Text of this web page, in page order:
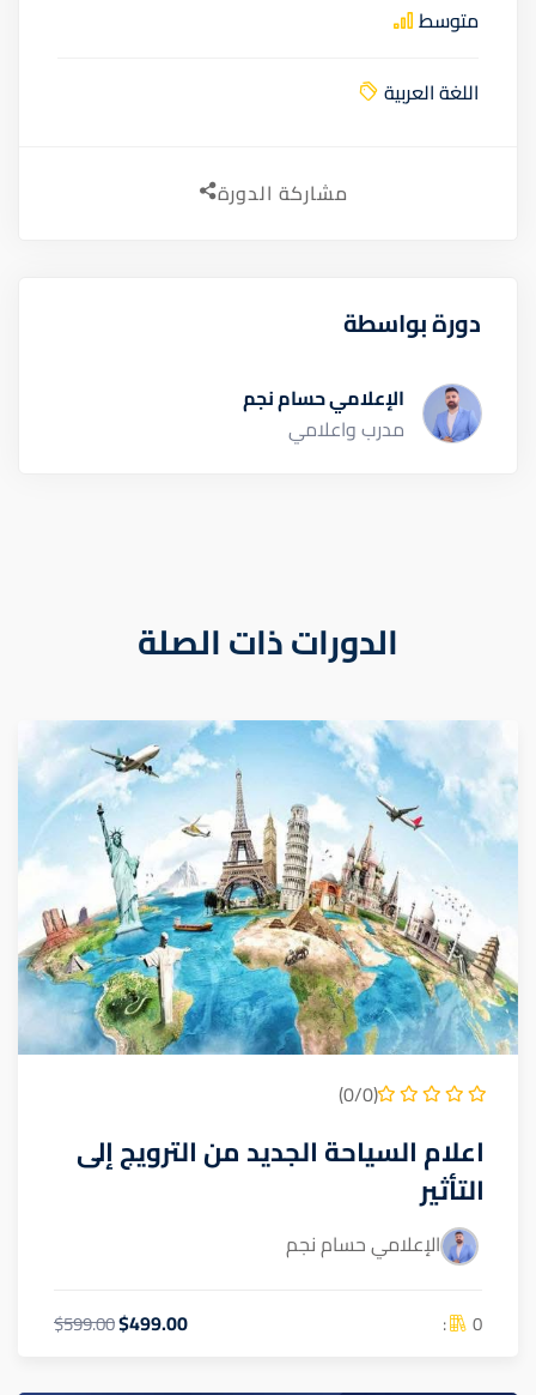
متوسط
اللغة العربية
مشاركة الدورة
دورة بواسطة
الإعلامي حسام نجم
مدرب واعلامي
الدورات ذات الصلة
(0/0)
اعلام السياحة الجديد من الترويج إلى
التأثير
الإعلامي حسام نجم
0 :
$499.00
$599.00